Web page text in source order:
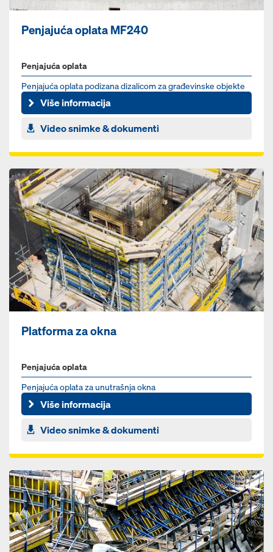
Penjajuća oplata MF240
Penjajuća oplata
Penjajuća oplata podizana dizalicom za građevinske objekte
svih oblika i visina
Više informacija
Video snimke & dokumenti
Platforma za okna
Penjajuća oplata
Penjajuća oplata za unutrašnja okna
Više informacija
Video snimke & dokumenti